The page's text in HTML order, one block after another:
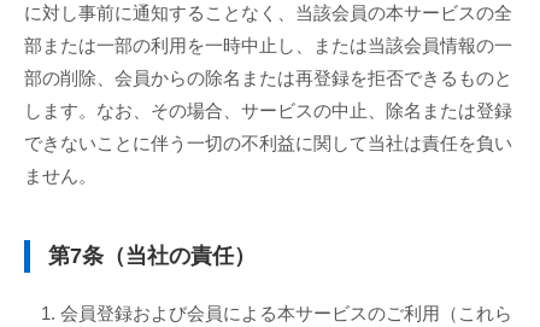
に対し事前に通知することなく、当該会員の本サービスの全
部または一部の利用を一時中止し、または当該会員情報の一
部の削除、会員からの除名または再登録を拒否できるものと
します。なお、その場合、サービスの中止、除名または登録
できないことに伴う一切の不利益に関して当社は責任を負い
ません。
第7条（当社の責任）
会員登録および会員による本サービスのご利用（これら